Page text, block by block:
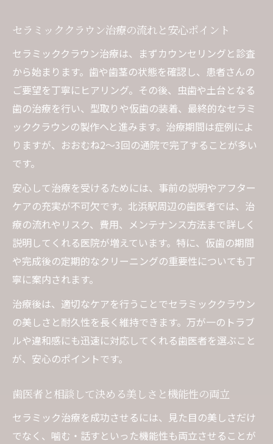
セラミッククラウン治療の流れと安心ポイント
セラミッククラウン治療は、まずカウンセリングと診査
から始まります。歯や歯茎の状態を確認し、患者さんの
ご要望を丁寧にヒアリング。その後、虫歯や土台となる
歯の治療を行い、型取りや仮歯の装着、最終的なセラミ
ッククラウンの製作へと進みます。治療期間は症例によ
りますが、おおむね2～3回の通院で完了することが多い
です。
安心して治療を受けるためには、事前の説明やアフター
ケアの充実が不可欠です。北浜駅周辺の歯医者では、治
療の流れやリスク、費用、メンテナンス方法まで詳しく
説明してくれる医院が増えています。特に、仮歯の期間
や完成後の定期的なクリーニングの重要性についても丁
寧に案内されます。
治療後は、適切なケアを行うことでセラミッククラウン
の美しさと耐久性を長く維持できます。万が一のトラブ
ルや違和感にも迅速に対応してくれる歯医者を選ぶこと
が、安心のポイントです。
歯医者と相談して決める美しさと機能性の両立
セラミック治療を成功させるには、見た目の美しさだけ
でなく、噛む・話すといった機能性も両立させることが